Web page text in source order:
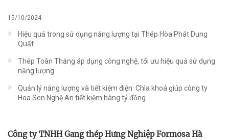
15/10/2024
Hiệu quả trong sử dụng năng lượng tại Thép Hòa Phát Dung
Quất
Thép Toàn Thắng áp dụng công nghệ, tối ưu hiệu quả sử dụng
năng lượng
Quản lý năng lượng và tiết kiệm điện: Chìa khoá giúp công ty
Hoa Sen Nghệ An tiết kiệm hàng tỷ đồng
Công ty TNHH Gang thép Hưng Nghiệp Formosa Hà